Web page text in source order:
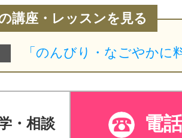
講座・レッスンを見る
・相談 電